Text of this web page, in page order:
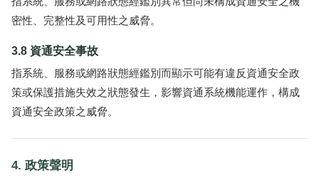
密性、完整性及可用性之威脅。
3.8 資通安全事故
指系統、服務或網路狀態經鑑別而顯示可能有違反資通安全政
策或保護措施失效之狀態發生，影響資通系統機能運作，構成
資通安全政策之威脅。
4. 政策聲明